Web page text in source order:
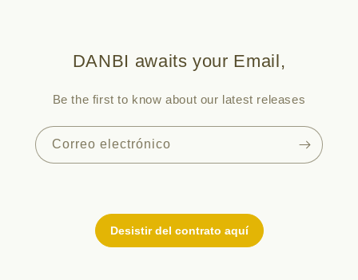
DANBI awaits your Email,
Be the first to know about our latest releases
Correo electrónico